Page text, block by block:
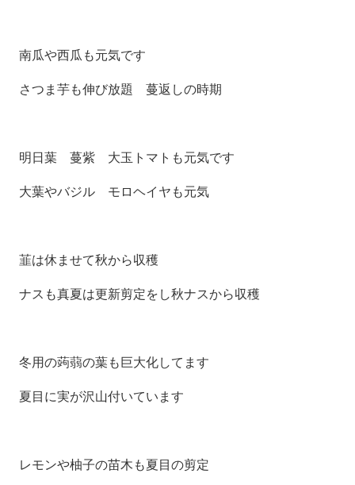
南瓜や西瓜も元気です
さつま芋も伸び放題 蔓返しの時期
明日葉 蔓紫 大玉トマトも元気です
大葉やバジル モロヘイヤも元気
韮は休ませて秋から収穫
ナスも真夏は更新剪定をし秋ナスから収穫
冬用の蒟蒻の葉も巨大化してます
夏目に実が沢山付いています
レモンや柚子の苗木も夏目の剪定